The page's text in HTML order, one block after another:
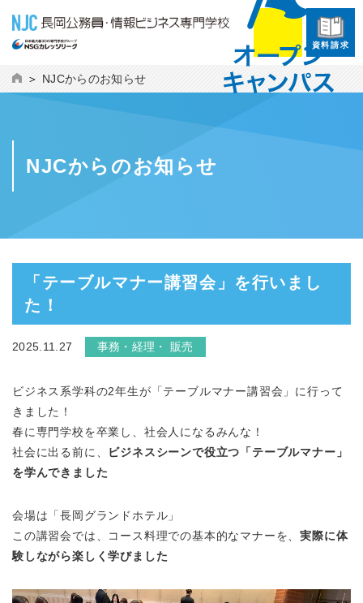
資料請求
NJCからのお知らせ
NJCからのお知らせ
「テーブルマナー講習会」を行いまし
た！
2025.11.27 事務・経理・ 販売
ビジネス系学科の2年生が「テーブルマナー講習会」に行って
きました！
春に専門学校を卒業し、社会人になるみんな！
社会に出る前に、 ビジネスシーンで役立つ「テーブルマナー」
を学んできました
会場は「長岡グランドホテル」
この講習会では、コース料理での基本的なマナーを、実際に体
験しながら楽しく学びました